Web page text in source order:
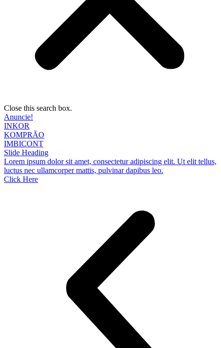
Close this search box.
Anuncie!
INKOR
KOMPRÃO
IMBICONT
Slide Heading
Lorem ipsum dolor sit amet, consectetur adipiscing elit. Ut elit tellus,
luctus nec ullamcorper mattis, pulvinar dapibus leo.
Click Here